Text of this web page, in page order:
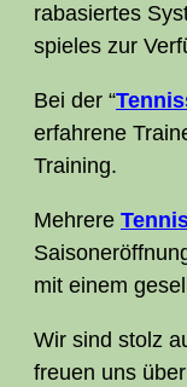
ra­ba­sier­tes
spie­les zur
Bei der “
erfah­re­ne
Training.
Meh­re­re
mit einem
Wir sind stolz
freu­en uns